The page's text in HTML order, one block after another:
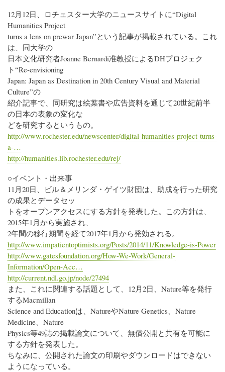
12月12日、ロチェスター大学のニュースサイトに“Digital
Humanities Project
turns a lens on prewar Japan”という記事が掲載されている。これ
は、同大学の
日本文化研究者Joanne Bernardi准教授によるDHプロジェク
ト“Re-envisioning
Japan: Japan as Destination in 20th Century Visual and Material
Culture”の
紹介記事で、同研究は絵葉書や広告資料を通じて20世紀前半
の日本の表象の変化な
どを研究するというもの。
http://www.rochester.edu/newscenter/digital-humanities-project-turns-
a-…
http://humanities.lib.rochester.edu/rej/
○イベント・出来事
11月20日、ビル＆メリンダ・ゲイツ財団は、助成を行った研究
の成果とデータセッ
トをオープンアクセスにする方針を発表した。この方針は、
2015年1月から実施され、
2年間の移行期間を経て2017年1月から発効される。
http://www.impatientoptimists.org/Posts/2014/11/Knowledge-is-Power
http://www.gatesfoundation.org/How-We-Work/General-
Information/Open-Acc…
http://current.ndl.go.jp/node/27494
また、これに関連する話題として、12月2日、Nature等を発行
するMacmillan
Science and Educationは、NatureやNature Genetics、Nature
Medicine、Nature
Physics等49誌の掲載論文について、無償公開と共有を可能に
する方針を発表した。
ちなみに、公開された論文の印刷やダウンロードはできない
ようになっている。